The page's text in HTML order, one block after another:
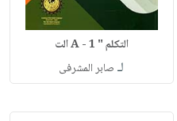
التكلم " A - 1 الت
لـ صابر المشرفى